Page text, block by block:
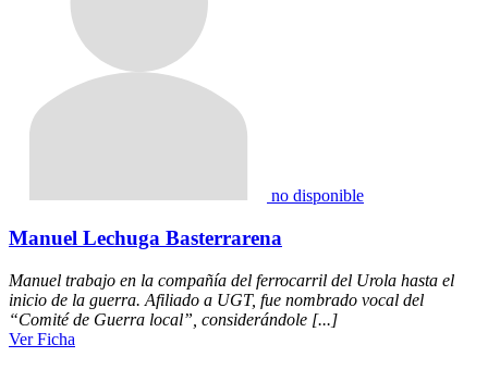
no disponible
Manuel Lechuga Basterrarena
Manuel trabajo en la compañía del ferrocarril del Urola hasta el
inicio de la guerra. Afiliado a UGT, fue nombrado vocal del
“Comité de Guerra local”, considerándole [...]
Ver Ficha